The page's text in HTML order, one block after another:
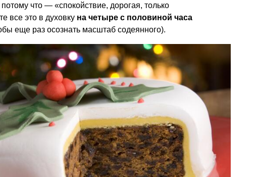
что — «спокойствие, дорогая, только
все это в духовку на четыре с половиной часа
еще раз осознать масштаб содеянного).